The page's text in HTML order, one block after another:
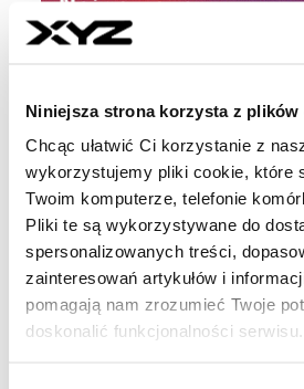
Niniejsza strona korzysta z plików
Chcąc ułatwić Ci korzystanie z
wykorzystujemy pliki cookie, które
Twoim komputerze, telefonie
Pliki te są wykorzystywane do
spersonalizowanych treści,
zainteresowań artykułów i
pomagają nam zrozumieć Twoje
doskonalić funkcjonalności serwisu.
Diesel jest w Polsce
historii. Benzyna
najwięcej od początku
26 min temu
Postęp w budowie
elektrowni jądrowej w
Generalny wykonawca